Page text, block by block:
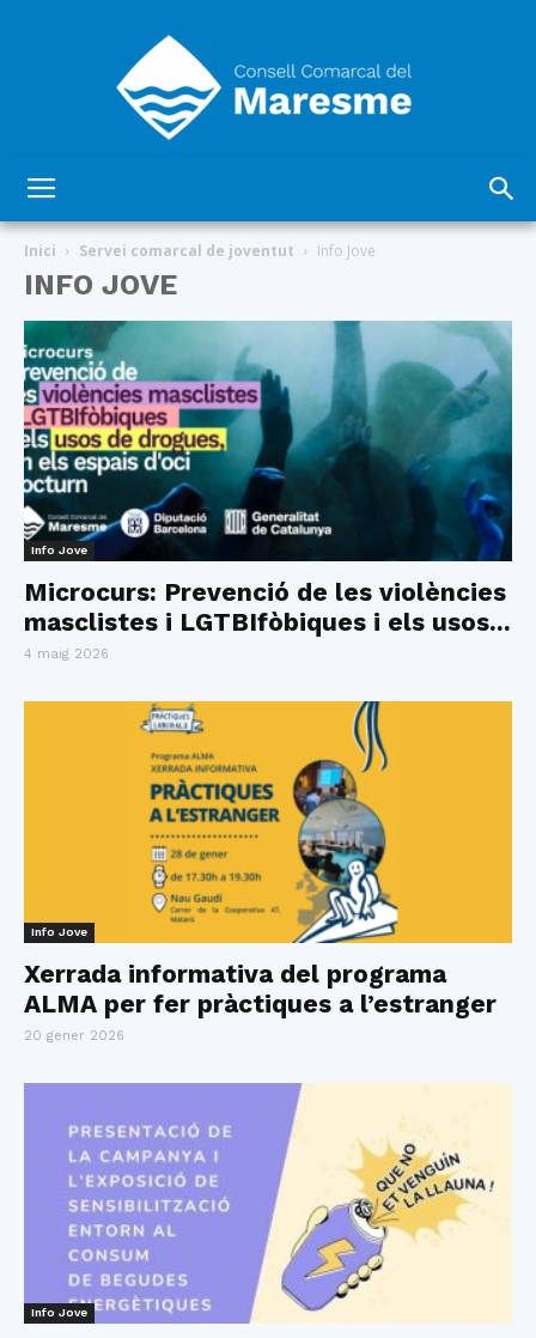
Comarcal
del
Maresme
Inici Servei comarcal de joventut Info Jove
INFO JOVE
Info Jove
Microcurs: Prevenció de les violències
masclistes i LGTBIfòbiques i els usos...
4 maig 2026
Info Jove
Xerrada informativa del programa
ALMA per fer pràctiques a l’estranger
20 gener 2026
Info Jove